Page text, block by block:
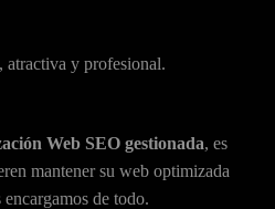
atractiva y profesional.
Web SEO gestionada, es
mantener su web optimizada
de todo.